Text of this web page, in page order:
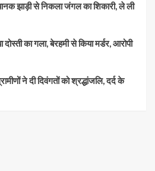
झाड़ी से निकला जंगल का शिकारी, ले ली
का गला, बेरहमी से किया मर्डर, आरोपी
ने दी दिवंगतों को श्रद्धांजलि, दर्द के